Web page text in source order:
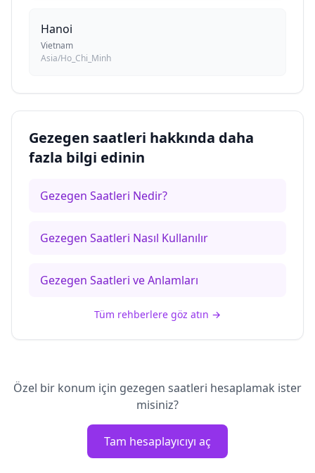
Hanoi
Vietnam
Asia/Ho_Chi_Minh
Gezegen saatleri hakkında daha
fazla bilgi edinin
Gezegen Saatleri Nedir?
Gezegen Saatleri Nasıl Kullanılır
Gezegen Saatleri ve Anlamları
Tüm rehberlere göz atın →
Özel bir konum için gezegen saatleri hesaplamak ister
misiniz?
Tam hesaplayıcıyı aç